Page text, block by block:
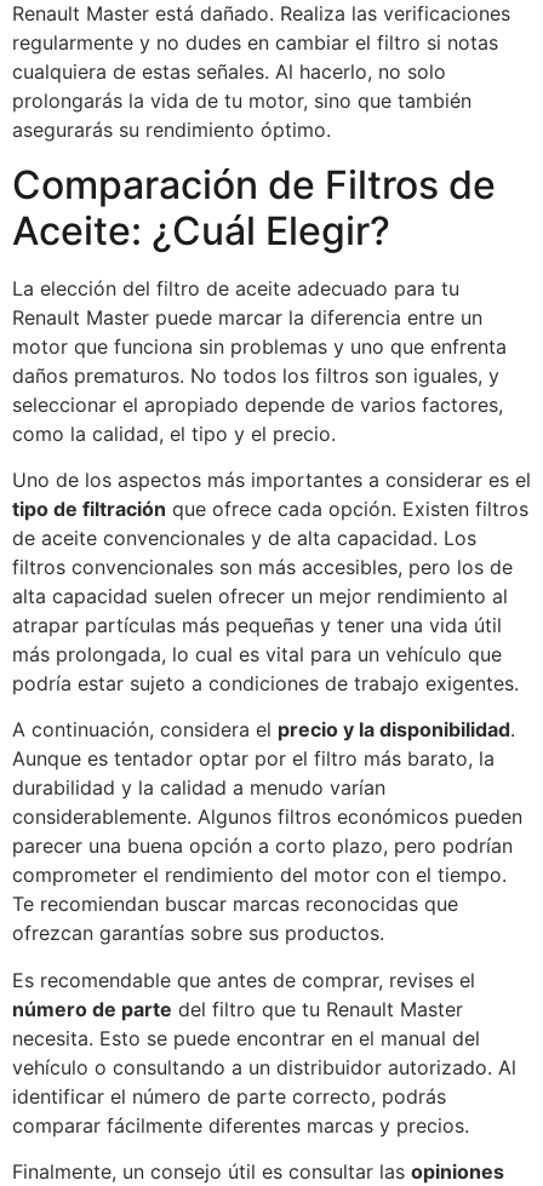
Renault Master está dañado. Realiza las verificaciones
regularmente y no dudes en cambiar el filtro si notas
cualquiera de estas señales. Al hacerlo, no solo
prolongarás la vida de tu motor, sino que también
asegurarás su rendimiento óptimo.
Comparación de Filtros de
Aceite: ¿Cuál Elegir?
La elección del filtro de aceite adecuado para tu
Renault Master puede marcar la diferencia entre un
motor que funciona sin problemas y uno que enfrenta
daños prematuros. No todos los filtros son iguales, y
seleccionar el apropiado depende de varios factores,
como la calidad, el tipo y el precio.
Uno de los aspectos más importantes a considerar es el
tipo de filtración que ofrece cada opción. Existen filtros
de aceite convencionales y de alta capacidad. Los
filtros convencionales son más accesibles, pero los de
alta capacidad suelen ofrecer un mejor rendimiento al
atrapar partículas más pequeñas y tener una vida útil
más prolongada, lo cual es vital para un vehículo que
podría estar sujeto a condiciones de trabajo exigentes.
A continuación, considera el precio y la disponibilidad.
Aunque es tentador optar por el filtro más barato, la
durabilidad y la calidad a menudo varían
considerablemente. Algunos filtros económicos pueden
parecer una buena opción a corto plazo, pero podrían
comprometer el rendimiento del motor con el tiempo.
Te recomiendan buscar marcas reconocidas que
ofrezcan garantías sobre sus productos.
Es recomendable que antes de comprar, revises el
número de parte del filtro que tu Renault Master
necesita. Esto se puede encontrar en el manual del
vehículo o consultando a un distribuidor autorizado. Al
identificar el número de parte correcto, podrás
comparar fácilmente diferentes marcas y precios.
Finalmente, un consejo útil es consultar las opiniones